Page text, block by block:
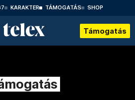
KARAKTER TÁMOGATÁS SHOP
Támogatás